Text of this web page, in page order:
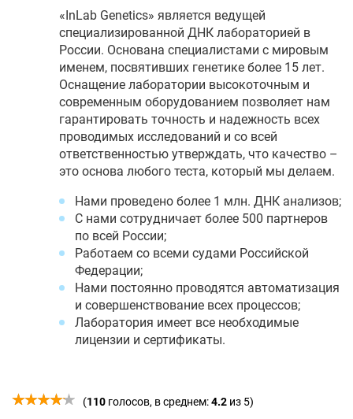
«InLab Genetics» является ведущей
специализированной ДНК лабораторией в
России. Основана специалистами с мировым
именем, посвятивших генетике более 15 лет.
Оснащение лаборатории высокоточным и
современным оборудованием позволяет нам
гарантировать точность и надежность всех
проводимых исследований и со всей
ответственностью утверждать, что качество –
это основа любого теста, который мы делаем.
Нами проведено более 1 млн. ДНК анализов;
С нами сотрудничает более 500 партнеров
по всей России;
Работаем со всеми судами Российской
Федерации;
Нами постоянно проводятся автоматизация
и совершенствование всех процессов;
Лаборатория имеет все необходимые
лицензии и сертификаты.
(110 голосов, в среднем:4.2 из 5)